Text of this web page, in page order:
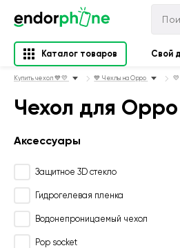
Каталог товаров Свой
Купить чехол 💙💛 💙 Чехлы на Oppo
Чехол для
Аксессуары
Защитное 3D стекло
Гидрогелевая пленка
Водонепроницаемый чехол
Pop socket